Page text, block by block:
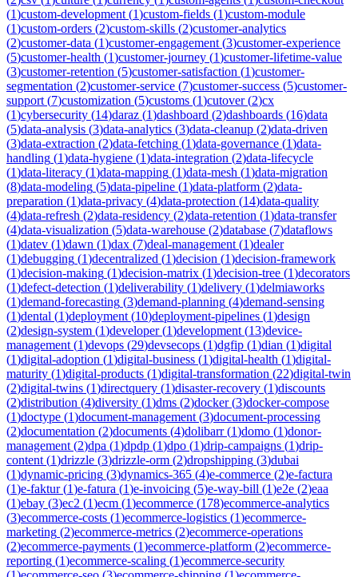
(1)custom-development (1)custom-fields (1)custom-module
(1)custom-orders (2)custom-skills (2)customer-analytics
(2)customer-data (1)customer-engagement (3)customer-experience
(5)customer-health (1)customer-journey (1)customer-lifetime-value
(3)customer-retention (5)customer-satisfaction (1)customer-
segmentation (2)customer-service (7)customer-success (5)customer-
support (7)customization (5)customs (1)cutover(2)cx
(1)cybersecurity (14)daraz (1)dashboard (2)dashboards (16)data
(5)data-analysis (3)data-analytics (3)data-cleanup (2)data-driven
(3)data-extraction (2)data-fetching (1)data-governance (1)data-
handling (1)data-hygiene (1)data-integration (2)data-lifecycle
(1)data-literacy (1)data-mapping (1)data-mesh (1)data-migration
(8)data-modeling (5)data-pipeline (1)data-platform (2)data-
preparation (1)data-privacy (4)data-protection (14)data-quality
(4)data-refresh (2)data-residency (2)data-retention (1)data-transfer
(4)data-visualization (5)data-warehouse (2)database (7)dataflows
(1)datev (1)dawn (1)dax (7)deal-management (1)dealer
(1)debugging (1)decentralized (1)decision (1)decision-framework
(1)decision-making (1)decision-matrix (1)decision-tree (1)decorators
(1)defect-detection (1)deliverability (1)delivery (1)delmiaworks
(1)demand-forecasting (3)demand-planning (4)demand-sensing
(1)dental (1)deployment (10)deployment-pipelines (1)design
(2)design-system (1)developer(1)development (13)device-
management (1)devops (29)devsecops (1)dgfip (1)dian (1)digital
(1)digital-adoption (1)digital-business (1)digital-health (1)digital-
maturity (1)digital-products (1)digital-transformation (22)digital-twin
(2)digital-twins (1)directquery (1)disaster-recovery (1)discounts
(2)distribution (4)diversity (1)dms (2)docker(3)docker-compose
(1)doctype (1)document-management (3)document-processing
(2)documentation (2)documents (4)dolibarr(1)domo (1)donor-
management (2)dpa (1)dpdp (1)dpo (1)drip-campaigns (1)drip-
content (1)drizzle (3)drizzle-orm (2)dropshipping (3)dubai
(1)dynamic-pricing (3)dynamics-365 (4)e-commerce (2)e-factura
(1)e-faktur(1)e-fatura (1)e-invoicing (5)e-way-bill (1)e2e (2)eaa
(1)ebay (3)ec2 (1)ecm (1)ecommerce (178)ecommerce-analytics
(3)ecommerce-costs (1)ecommerce-logistics (1)ecommerce-
marketing (2)ecommerce-metrics (2)ecommerce-operations
(2)ecommerce-payments (1)ecommerce-platform (2)ecommerce-
reporting (1)ecommerce-scaling (1)ecommerce-security